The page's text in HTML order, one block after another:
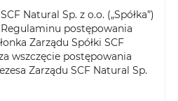
Natural Sp. z o.o. („Spółka”)
postępowania
Zarządu Spółki SCF
wszczęcie postępowania
Zarządu SCF Natural Sp.